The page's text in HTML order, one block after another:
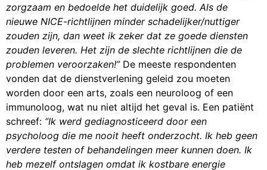
zorgzaam en bedoelde het duidelijk goed. Als de
nieuwe NICE-richtlijnen minder schadelijker/nuttiger
zouden zijn, dan weet ik zeker dat ze goede diensten
zouden leveren. Het zijn de slechte richtlijnen die de
problemen veroorzaken!” De meeste respondenten
vonden dat de dienstverlening geleid zou moeten
worden door een arts, zoals een neuroloog of een
immunoloog, wat nu niet altijd het geval is. Een patiënt
schreef: “Ik werd gediagnosticeerd door een
psycholoog die me nooit heeft onderzocht. Ik heb geen
verdere testen of behandelingen meer kunnen doen. Ik
heb mezelf ontslagen omdat ik kostbare energie